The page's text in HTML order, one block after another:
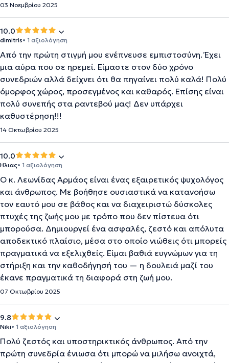
03 Νοεμβρίου 2025
10.0
dimitris• 1 αξιολόγηση
Από την πρώτη στιγμή μου ενέπνευσε εμπιστοσύνη. Έχει
μια αύρα που σε ηρεμεί. Είμαστε στον δύο χρόνο
συνεδριών αλλά δείχνει ότι θα πηγαίνει πολύ καλά! Πολύ
όμορφος χώρος, προσεγμένος και καθαρός. Επίσης είναι
πολύ συνεπής στα ραντεβού μας! Δεν υπάρχει
καθυστέρηση!!!
14 Οκτωβρίου 2025
10.0
Ηλιας• 1 αξιολόγηση
Ο κ. Λεωνίδας Αρμάος είναι ένας εξαιρετικός ψυχολόγος
και άνθρωπος. Με βοήθησε ουσιαστικά να κατανοήσω
τον εαυτό μου σε βάθος και να διαχειριστώ δύσκολες
πτυχές της ζωής μου με τρόπο που δεν πίστευα ότι
μπορούσα. Δημιουργεί ένα ασφαλές, ζεστό και απόλυτα
αποδεκτικό πλαίσιο, μέσα στο οποίο νιώθεις ότι μπορείς
πραγματικά να εξελιχθείς. Είμαι βαθιά ευγνώμων για τη
στήριξη και την καθοδήγησή του — η δουλειά μαζί του
έκανε πραγματικά τη διαφορά στη ζωή μου.
07 Οκτωβρίου 2025
9.8
Niki• 1 αξιολόγηση
Πολύ ζεστός και υποστηρικτικός άνθρωπος. Από την
πρώτη συνεδρία ένιωσα ότι μπορώ να μιλήσω ανοιχτά,